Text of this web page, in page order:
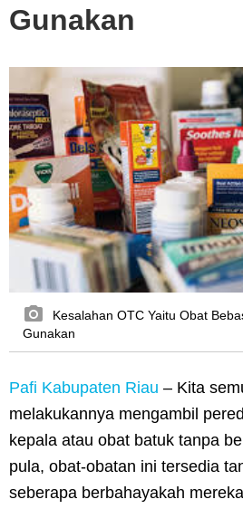
Gunakan
Kesalahan OTC Yaitu Obat
Gunakan
Pafi Kabupaten Riau – Kita
melakukannya mengambil
kepala atau obat batuk tanpa
pula, obat-obatan ini tersedia
seberapa berbahayakah